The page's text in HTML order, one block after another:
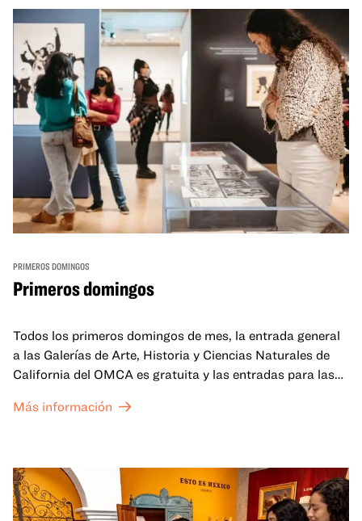
PRIMEROS DOMINGOS
Primeros domingos
Todos los primeros domingos de mes, la entrada general
a las Galerías de Arte, Historia y Ciencias Naturales de
California del OMCA es gratuita y las entradas para las
a un precio reducido de 6 $.
Más información